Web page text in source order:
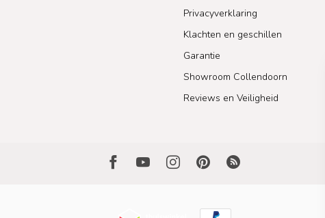
Privacyverklaring
Klachten en geschillen
Garantie
Showroom Collendoorn
Reviews en Veiligheid